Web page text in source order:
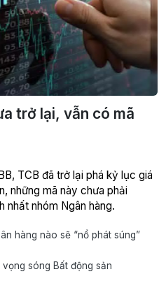
trở lại, vẫn có mã
TCB đã trở lại phá kỷ lục giá
những mã này chưa phải
nhất nhóm Ngân hàng.
hàng nào sẽ “nổ phát súng”
sóng Bất động sản